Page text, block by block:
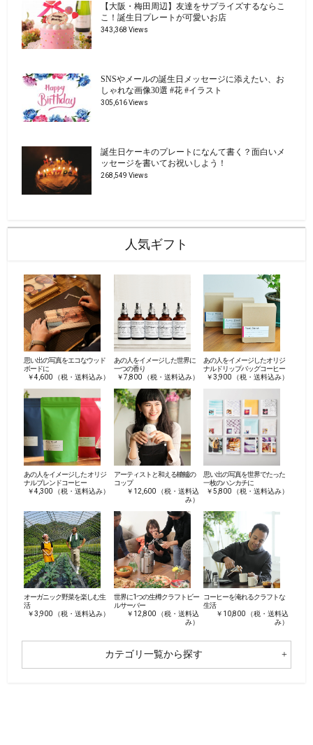
【大阪・梅田周辺】友達をサプライズするならこ
こ！誕生日プレートが可愛いお店
343,368 Views
SNSやメールの誕生日メッセージに添えたい、お
しゃれな画像30選 #花 #イラスト
305,616 Views
誕生日ケーキのプレートになんて書く？面白いメ
ッセージを書いてお祝いしよう！
268,549 Views
人気ギフト
思い出の写真をエコなウッド
ボードに
￥4,600 （税・送料込み）
あの人をイメージした世界に
一つの香り
￥7,800 （税・送料込み）
あの人をイメージしたオリジ
ナルドリップバッグコーヒー
￥3,900 （税・送料込み）
あの人をイメージした オリジ
ナルブレンドコーヒー
￥4,300 （税・送料込み）
アーティストと和える轆轤の
コップ
￥12,600 （税・送料込
み）
思い出の写真を世界でたった
一枚のハンカチに
￥5,800 （税・送料込み）
オーガニック野菜を楽しむ生
活
￥3,900 （税・送料込み）
世界に1つの生樽クラフトビー
ルサーバー
￥12,800 （税・送料込
み）
コーヒーを淹れるクラフトな
生活
￥10,800 （税・送料込
み）
カテゴリ一覧から探す